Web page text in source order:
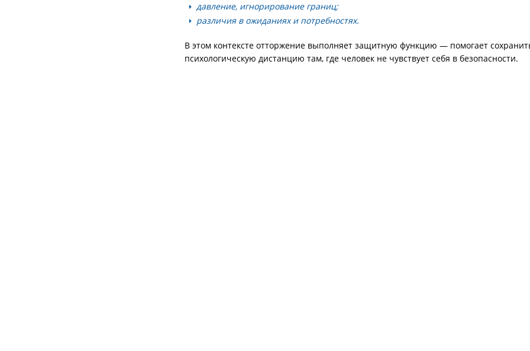
давление, игнорирование границ;
различия в ожиданиях и потребностях.
В этом контексте отторжение выполняет защитную функцию — помогает
психологическую дистанцию там, где человек не чувствует себя в безопасности.